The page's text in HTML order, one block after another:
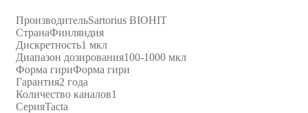
ПроизводительSartorius BIOHIT
СтранаФинляндия
Дискретность1 мкл
Диапазон дозирования100-1000 мкл
Форма гириФорма гири
Гарантия2 года
Количество каналов1
СерияTacta